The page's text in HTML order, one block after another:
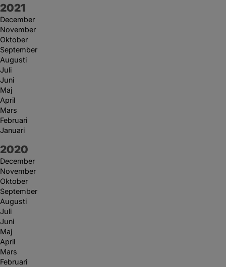
År:
2021
December
November
Oktober
September
Augusti
Juli
Juni
Maj
April
Mars
Februari
Januari
År:
2020
December
November
Oktober
September
Augusti
Juli
Juni
Maj
April
Mars
Februari